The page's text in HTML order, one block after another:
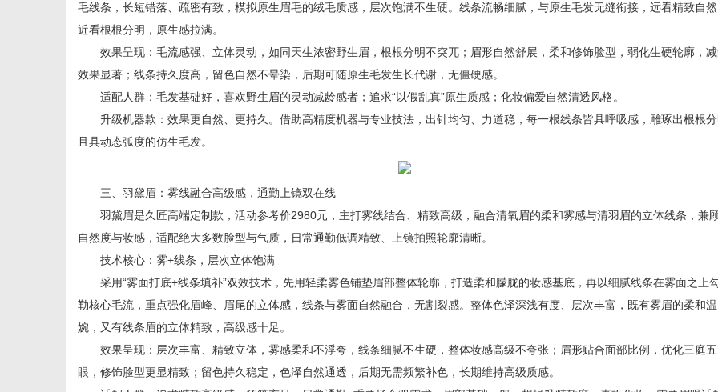
毛线条，长短错落、疏密有致，模拟原生眉毛的绒毛质感，层次饱满不生硬。线条流畅细腻，与原生毛发无缝衔接，远看精致自然
近看根根分明，原生感拉满。
效果呈现：毛流感强、立体灵动，如同天生浓密野生眉，根根分明不突兀；眉形自然舒展，柔和修饰脸型，弱化生硬轮廓，
效果显著；线条持久度高，留色自然不晕染，后期可随原生毛发生长代谢，无僵硬感。
适配人群：毛发基础好，喜欢野生眉的灵动减龄感者；追求“以假乱真”原生质感；化妆偏爱自然清透风格。
升级机器款：效果更自然、更持久。借助高精度机器与专业技法，出针均匀、力道稳，每一根线条皆具呼吸感，雕琢出根根分
且具动态弧度的仿生毛发。
三、羽黛眉：雾线融合高级感，通勤上镜双在线
羽黛眉是久匠高端定制款，活动参考价2980元，主打雾线结合、精致高级，融合清氧眉的柔和雾感与清羽眉的立体线条，兼
自然度与妆感，适配绝大多数脸型与气质，日常通勤低调精致、上镜拍照轮廓清晰。
技术核心：雾+线条，层次立体饱满
采用“雾面打底+线条填补”双效技术，先用轻柔雾色铺垫眉部整体轮廓，打造柔和朦胧的妆感基底，再以细腻线条在雾面之上
勒核心毛流，重点强化眉峰、眉尾的立体感，线条与雾面自然融合，无割裂感。整体色泽深浅有度、层次丰富，既有雾眉的柔和温
婉，又有线条眉的立体精致，高级感十足。
效果呈现：层次丰富、精致立体，雾感柔和不浮夸，线条细腻不生硬，整体妆感高级不夸张；眉形贴合面部比例，优化三庭五
眼，修饰脸型更显精致；留色持久稳定，色泽自然通透，后期无需频繁补色，长期维持高级质感。